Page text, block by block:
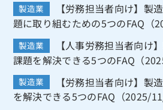
製造業
【労務担当者向け】製
題に取り組むための5つのFAQ（
製造業
【人事労務担当者向け
課題を解決できる5つのFAQ（
製造業
【労務担当者向け】製
を解決できる5つのFAQ（2025/11/